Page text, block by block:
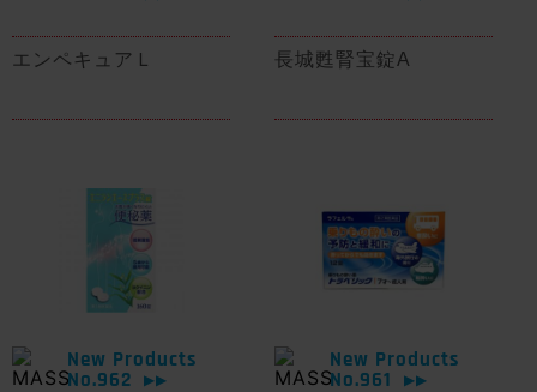
エンペキュアＬ 長城甦腎宝錠A
New Products
No.962
▶▶
New Products
No.961
▶▶